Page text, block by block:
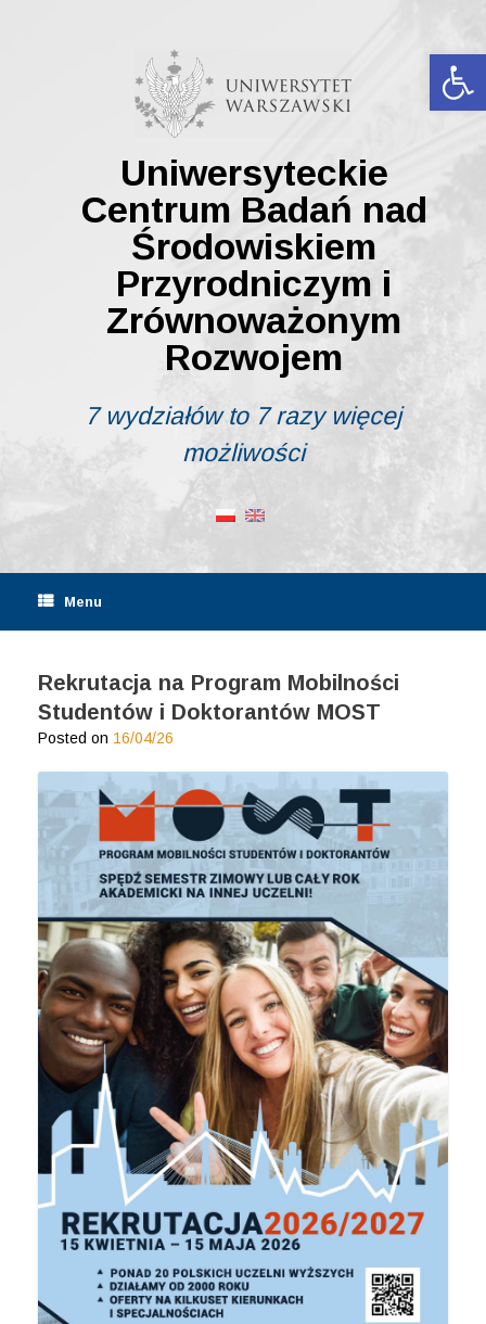
Uniwersyteckie
Centrum Badań nad
Środowiskiem
Przyrodniczym i
Zrównoważonym
Rozwojem
7 wydziałów to 7 razy więcej
możliwości
Menu
Rekrutacja na Program Mobilności
Studentów i Doktorantów MOST
Posted on 16/04/26